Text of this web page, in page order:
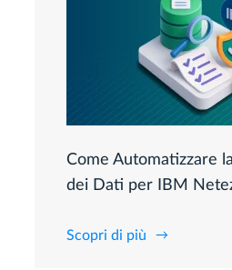
Come Automatizzare
dei Dati per IBM
Scopri di più